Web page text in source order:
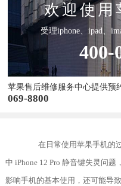
欢迎使用
受理iphone、ipad、
400-
苹果售后维修服务中心提供预
069-8800
在日常使用苹果手机的过
中 iPhone 12 Pro 静音键失灵问
影响手机的基本使用，还可能导